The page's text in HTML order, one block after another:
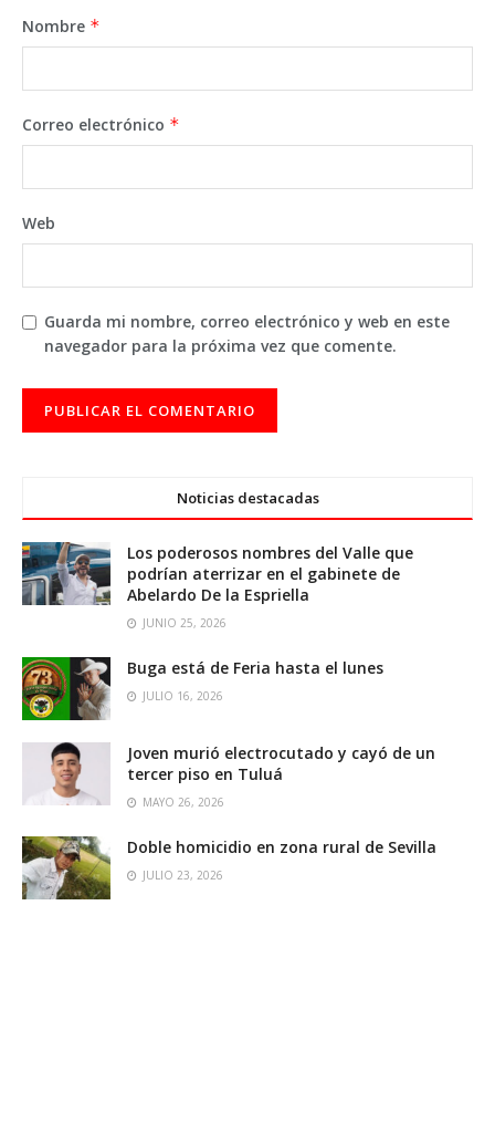
Nombre *
Correo electrónico *
Web
Guarda mi nombre, correo electrónico y web en este
navegador para la próxima vez que comente.
Noticias destacadas
Los poderosos nombres del Valle que
podrían aterrizar en el gabinete de
Abelardo De la Espriella
JUNIO 25, 2026
Buga está de Feria hasta el lunes
JULIO 16, 2026
Joven murió electrocutado y cayó de un
tercer piso en Tuluá
MAYO 26, 2026
Doble homicidio en zona rural de Sevilla
JULIO 23, 2026